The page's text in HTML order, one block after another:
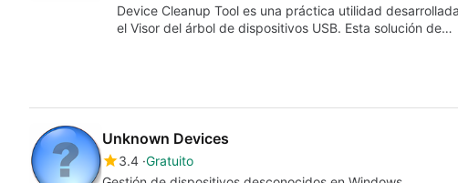
Device Cleanup Tool es una práctica utilidad
el Visor del árbol de dispositivos USB. Esta solución de…
Unknown Devices
3.4 Gratuito